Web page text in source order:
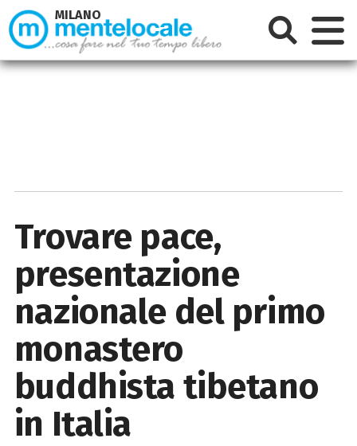
Trovare pace,
presentazione
nazionale del primo
monastero
buddhista tibetano
in Italia
MILANO